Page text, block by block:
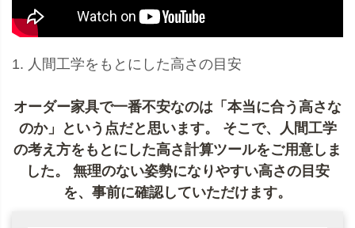
1. 人間工学をもとにした高さの目安
オーダー家具で一番不安なのは「本当に合う高さな
のか」という点だと思います。 そこで、人間工学
の考え方をもとにした高さ計算ツールをご用意しま
した。 無理のない姿勢になりやすい高さの目安
を、事前に確認していただけます。